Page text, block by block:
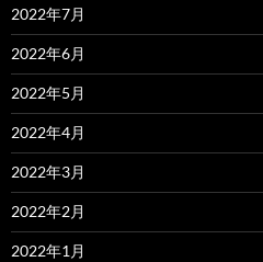
2022年7月
2022年6月
2022年5月
2022年4月
2022年3月
2022年2月
2022年1月